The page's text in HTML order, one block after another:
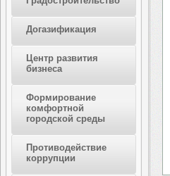
Догазификация
Центр развития
бизнеса
Формирование
комфортной
городской среды
Противодействие
коррупции